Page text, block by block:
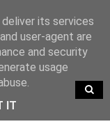
its services
user-agent are
and security
usage
IT